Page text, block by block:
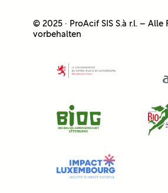
© 2025 · ProAcif SIS S.à r.l. – Alle
vorbehalten